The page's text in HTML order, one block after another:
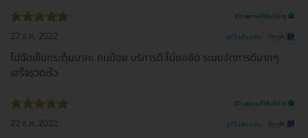
รีวิวสถานที่ให้บริการ 🏥
22 ธ.ค. 2022 ดูรีวิวต้นฉบับ
ไปฉีดเข็มกระตุ้นมาคะ คนน้อย บริการดี ไม่แออัด ระบบจัดการดีมากๆ
เสร็จรวดเร็ว
รีวิวสถานที่ให้บริการ 🏥
22 ธ.ค. 2022 ดูรีวิวต้นฉบับ